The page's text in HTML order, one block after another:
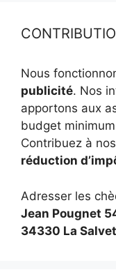
Nous
publicité. Nos
apportons aux
budget
Contribuez à
réduction
Adresser les
Jean Pougnet
34330 La